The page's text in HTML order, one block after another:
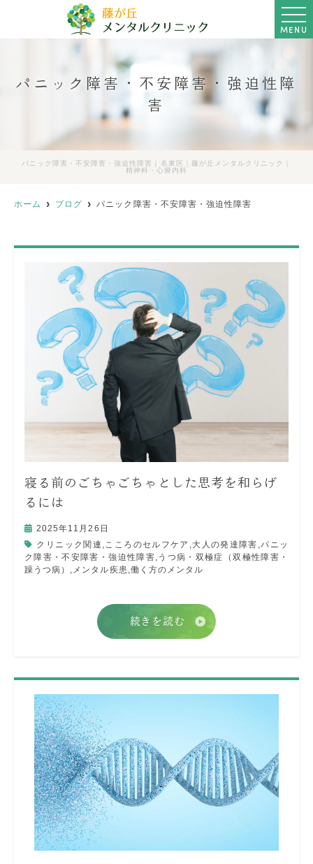
MENU
パニック障害・不安障害・強迫性障
害
パニック障害・不安障害・強迫性障害｜名東区｜藤が丘メンタルクリニック｜
精神科・心療内科
ホーム ブログ パニック障害・不安障害・強迫性障害
寝る前のごちゃごちゃとした思考を和らげ
るには
2025年11月26日
クリニック関連 ,こころのセルフケア ,大人の発達障害 ,パニッ
ク障害・不安障害・強迫性障害, うつ病・双極症（双極性障害・
躁うつ病） , メンタル疾患 ,働く方のメンタル
続きを読む